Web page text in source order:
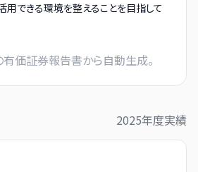
用できる環境を整えることを目指して
価証券報告書から自動生成。
2025年度実績